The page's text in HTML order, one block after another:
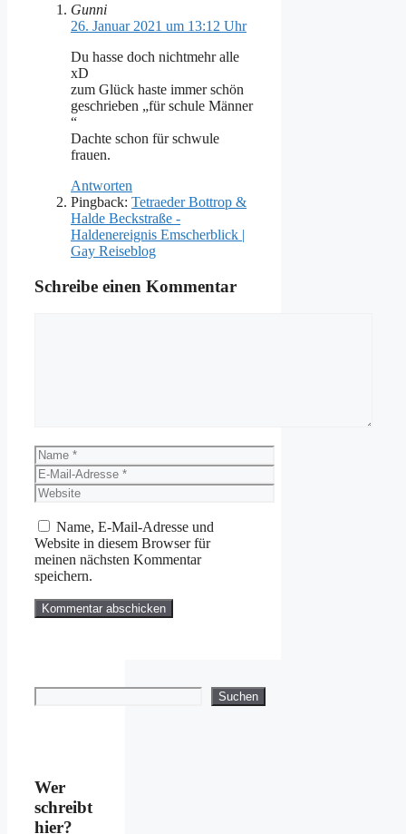
Gunni
26. Januar 2021 um 13:12 Uhr
Du hasse doch nichtmehr alle
xD
zum Glück haste immer schön
geschrieben „für schule Männer
“
Dachte schon für schwule
frauen.
Antworten
Pingback: Tetraeder Bottrop &
Halde Beckstraße -
Haldenereignis Emscherblick |
Gay Reiseblog
Schreibe einen Kommentar
Name
E-
Mail-
Adresse
Website
Name, E-Mail-Adresse und
Website in diesem Browser für
meinen nächsten Kommentar
speichern.
Suchen Suchen
Wer
schreibt
hier?